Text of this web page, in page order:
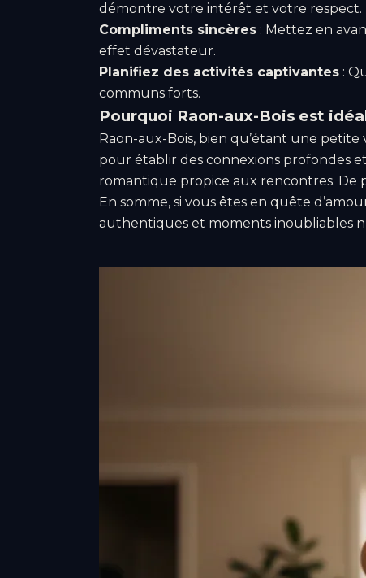
démontre votre intérêt et votre respect.
Compliments sincères : Mettez en
effet dévastateur.
Planifiez des activités captivantes :
communs forts.
Pourquoi Raon-aux-Bois est
Raon-aux-Bois, bien qu’étant une
pour établir des connexions profondes
romantique propice aux rencontres. De
En somme, si vous êtes en quête
authentiques et moments inoubliables